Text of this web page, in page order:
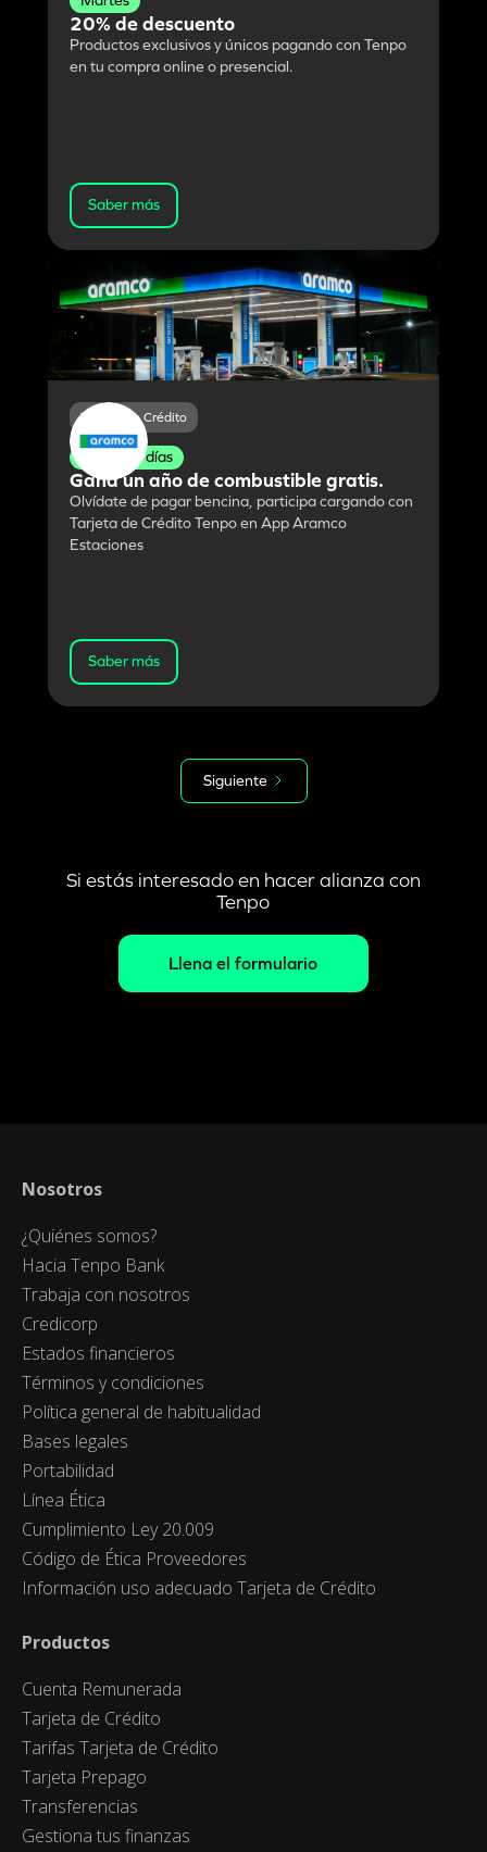
20% de descuento
Productos exclusivos y únicos pagando con Tenpo
en tu compra online o presencial.
Saber más
Tarjeta de Crédito
Todos los días
Gana un año de combustible gratis.
Olvídate de pagar bencina, participa cargando con
Tarjeta de Crédito Tenpo en App Aramco
Estaciones
Saber más
Siguiente
Si estás interesado en hacer alianza con
Tenpo
Llena el formulario
Nosotros
¿Quiénes somos?
Hacia Tenpo Bank
Trabaja con nosotros
Credicorp
Estados financieros
Términos y condiciones
Política general de habitualidad
Bases legales
Portabilidad
Línea Ética
Cumplimiento Ley 20.009
Código de Ética Proveedores
Información uso adecuado Tarjeta de Crédito
Productos
Cuenta Remunerada
Tarjeta de Crédito
Tarifas Tarjeta de Crédito
Tarjeta Prepago
Transferencias
Gestiona tus finanzas